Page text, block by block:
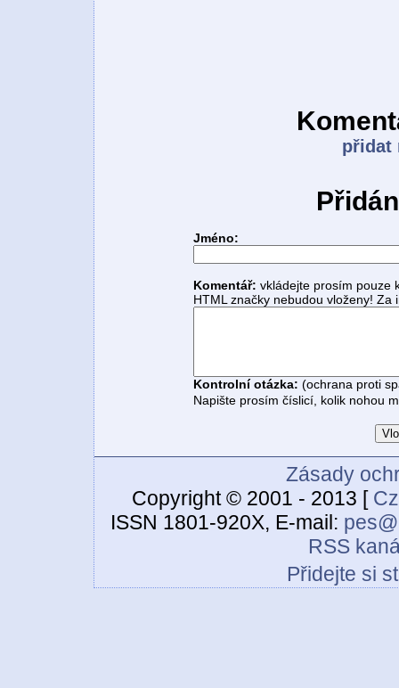
přidat
Jméno:
Komentář: vkládejte prosím pouze
HTML značky nebudou vloženy!
Kontrolní otázka: (ochrana proti
Napište prosím číslicí, kolik nohou
Zásady
Copyright © 2001 - 2013 [
ISSN 1801-920X, E-mail:
RSS
Přidejte si